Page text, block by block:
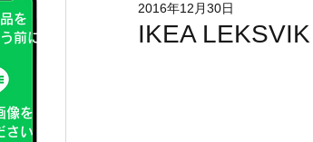
IKEA
2016年12月30日
を
前に！
像を
さい！